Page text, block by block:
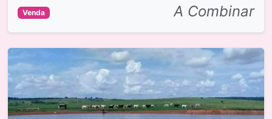
Venda A Combinar